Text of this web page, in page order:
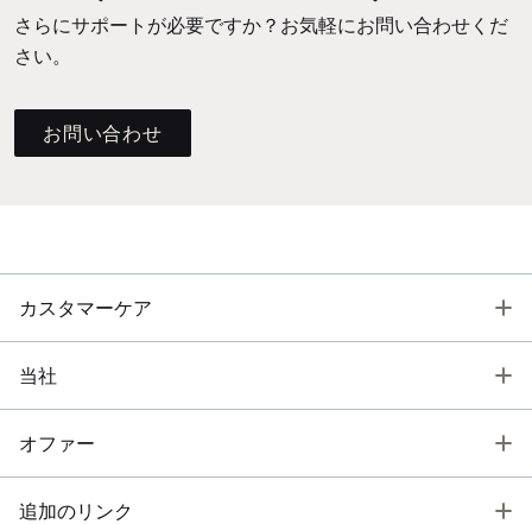
さらにサポートが必要ですか？お気軽にお問い合わせくだ
さい。
お問い合わせ
カスタマーケア
当社
オファー
追加のリンク